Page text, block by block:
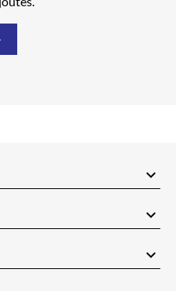
keyboard_arrow_down
keyboard_arrow_down
keyboard_arrow_down